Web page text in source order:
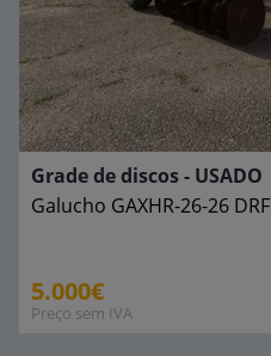
Grade de discos - USADO
Galucho GAXHR-26-26 DRF
5.000€
Preço sem IVA